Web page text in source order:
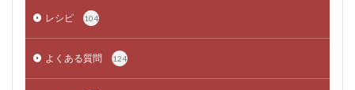
レシピ 104
よくある質問 124